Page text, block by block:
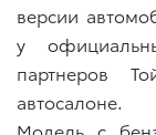
версии
у
партнеров
автосалоне.
Модель с